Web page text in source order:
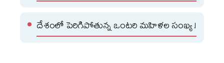
దేశంలో పెరిగిపోతున్న ఒంటరి మహిళల సంఖ్య !